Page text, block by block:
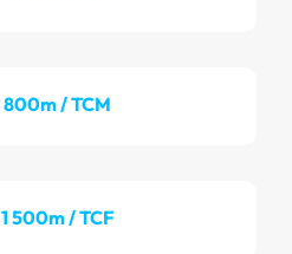
800m / TCM
1 500m / TCF